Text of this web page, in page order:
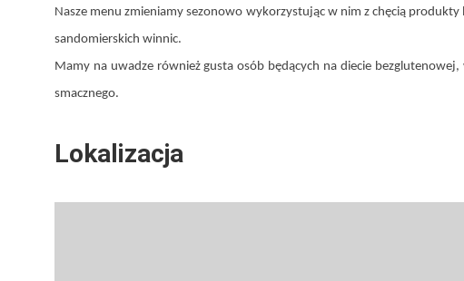
Nasze menu zmieniamy sezonowo wykorzystując w nim z chęcią
sandomierskich winnic.
Mamy na uwadze również gusta osób będących na diecie
smacznego.
Lokalizacja